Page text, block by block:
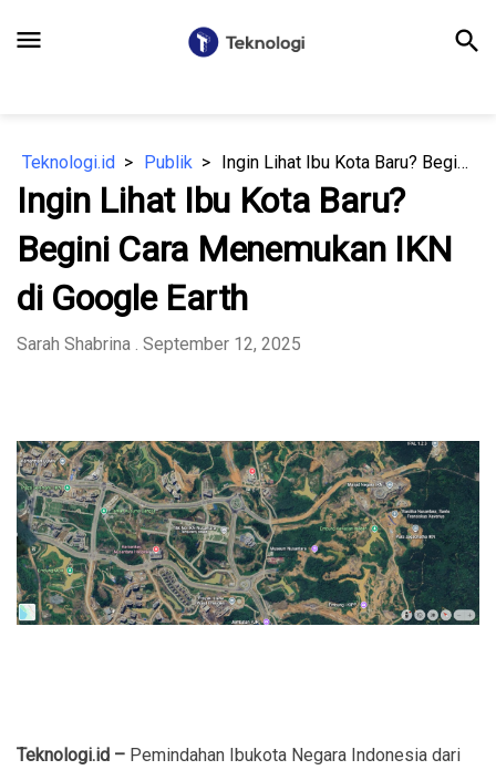
menu search
Teknologi.id Publik Ingin Lihat Ibu Kota Baru? Begini Cara Menemukan IKN di Google Earth
Ingin Lihat Ibu Kota Baru?
Begini Cara Menemukan IKN
di Google Earth
Sarah Shabrina . September 12, 2025
Teknologi.id – Pemindahan Ibukota Negara Indonesia dari